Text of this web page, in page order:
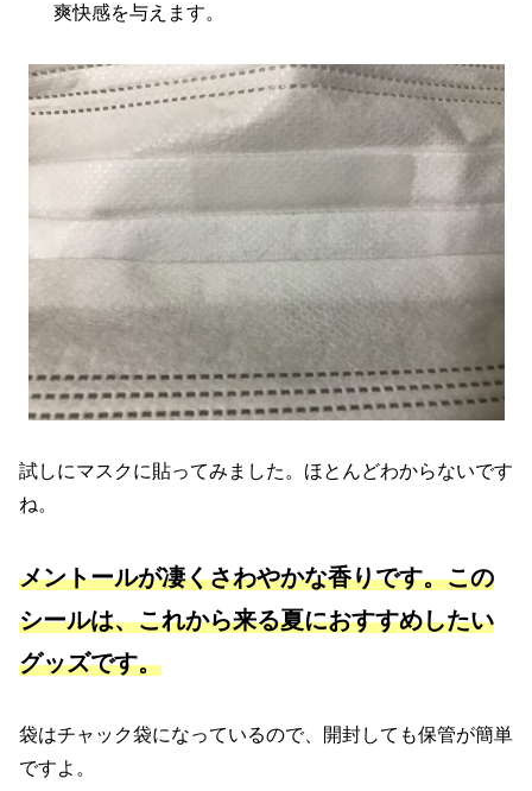
爽快感を与えます。
試しにマスクに貼ってみました。ほとんどわからないです
ね。
メントールが凄くさわやかな香りです。この
シールは、これから来る夏におすすめしたい
グッズです。
袋はチャック袋になっているので、開封しても保管が簡単
ですよ。